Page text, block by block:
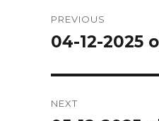
navigation
PREVIOUS
Previous
04-12-2025
NEXT